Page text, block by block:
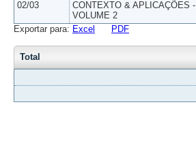
02/03
CONTEXTO & APLICAÇÕES -
VOLUME 2
Exportar para: Excel PDF
Total